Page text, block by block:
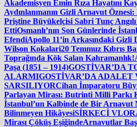
Akademisyen Emin Rıza Hayatını
Aydınlanmanın Gizli Arnavut
Priştine Büyükelçisi Sabri Tunç Angılı
EttiOsmanlı’nın Son Günlerinde
EfendiApollo 11’in Arkasındaki
Wilson Kokalari20 Temmuz Kıbrıs
Toprağında Kök Salan Kahramanlık!
Paşa (1851 – 1914)GOSTİVAR’DA
ALARMIGOSTİVAR’DA
SARSILIYORCihan İmparatoru
Parlayan Mirası: Butrinti Milli Parkı
İstanbul’un Kalbinde de Bir Arnavut
Bilinmeyen HikâyesiSİRKECİ
Mirası Çöküş EşiğindeArnavutlar